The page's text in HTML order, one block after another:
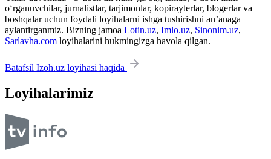
o‘rganuvchilar, jurnalistlar, tarjimonlar, kopirayterlar, blogerlar va
boshqalar uchun foydali loyihalarni ishga tushirishni an’anaga
aylantirganmiz. Bizning jamoa Lotin.uz, Imlo.uz, Sinonim.uz,
Sarlavha.com loyihalarini hukmingizga havola qilgan.
Batafsil Izoh.uz loyihasi haqida
Loyihalarimiz